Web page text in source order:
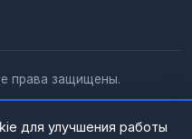
права защищены.
для улучшения работы